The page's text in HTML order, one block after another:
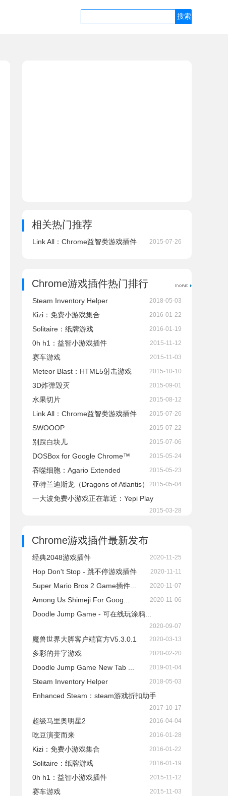
相关热门推荐
Link All：Chrome益智类游戏插件 2015-07-26
Chrome游戏插件热门排行
Steam Inventory Helper 2018-05-03
Kizi：免费小游戏集合 2016-01-22
Solitaire：纸牌游戏 2016-01-19
0h h1：益智小游戏插件 2015-11-12
赛车游戏 2015-11-03
Meteor Blast：HTML5射击游戏 2015-10-10
3D炸弹毁灭 2015-09-01
水果切片 2015-08-12
Link All：Chrome益智类游戏插件 2015-07-26
SWOOOP 2015-07-22
别踩白块儿 2015-07-06
DOSBox for Google Chrome™ 2015-05-24
吞噬细胞：Agario Extended 2015-05-23
亚特兰迪斯龙（Dragons of Atlantis） 2015-05-04
一大波免费小游戏正在靠近：Yepi Play
2015-03-28
Chrome游戏插件最新发布
经典2048游戏插件 2020-11-25
Hop Don't Stop - 跳不停游戏插件 2020-11-11
Super Mario Bros 2 Game插件... 2020-11-07
Among Us Shimeji For Goog... 2020-11-06
Doodle Jump Game - 可在线玩涂鸦...
2020-09-07
魔兽世界大脚客户端官方V5.3.0.1 2020-03-13
多彩的井字游戏 2020-02-20
Doodle Jump Game New Tab ... 2019-01-04
Steam Inventory Helper 2018-05-03
Enhanced Steam：steam游戏折扣助手
2017-10-17
超级马里奥明星2 2016-04-04
吃豆演变而来 2016-01-28
Kizi：免费小游戏集合 2016-01-22
Solitaire：纸牌游戏 2016-01-19
0h h1：益智小游戏插件 2015-11-12
赛车游戏 2015-11-03